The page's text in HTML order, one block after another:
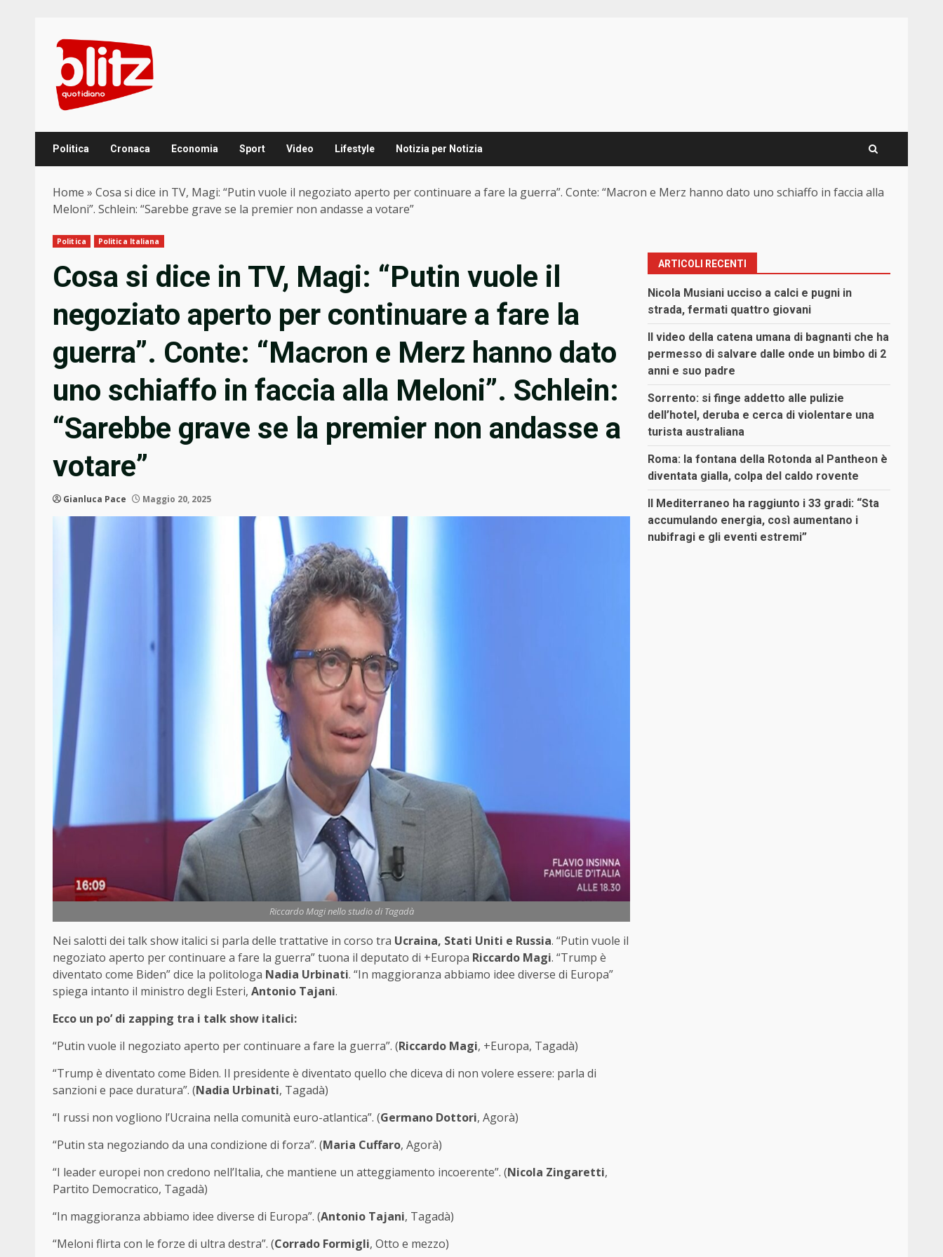
content
Politica Cronaca Economia Sport Video Lifestyle Notizia per Notizia
Home » Cosa si dice in TV, Magi: “Putin vuole il negoziato aperto per continuare a fare la guerra”. Conte: “Macron e Merz hanno dato uno schiaffo in faccia alla
Meloni”. Schlein: “Sarebbe grave se la premier non andasse a votare”
Politica Politica Italiana
Cosa si dice in TV, Magi: “Putin vuole il
negoziato aperto per continuare a fare la
guerra”. Conte: “Macron e Merz hanno dato
uno schiaffo in faccia alla Meloni”. Schlein:
“Sarebbe grave se la premier non andasse a
votare”
Gianluca Pace Maggio 20, 2025
Riccardo Magi nello studio di Tagadà
Nei salotti dei talk show italici si parla delle trattative in corso tra Ucraina, Stati Uniti e Russia. “Putin vuole il
negoziato aperto per continuare a fare la guerra” tuona il deputato di +Europa Riccardo Magi. “Trump è
diventato come Biden” dice la politologa Nadia Urbinati. “In maggioranza abbiamo idee diverse di Europa”
spiega intanto il ministro degli Esteri, Antonio Tajani.
Ecco un po’ di zapping tra i talk show italici:
“Putin vuole il negoziato aperto per continuare a fare la guerra”. (Riccardo Magi, +Europa, Tagadà)
“Trump è diventato come Biden. Il presidente è diventato quello che diceva di non volere essere: parla di
sanzioni e pace duratura”. (Nadia Urbinati, Tagadà)
“I russi non vogliono l’Ucraina nella comunità euro-atlantica”. (Germano Dottori, Agorà)
“Putin sta negoziando da una condizione di forza”. (Maria Cuffaro, Agorà)
“I leader europei non credono nell’Italia, che mantiene un atteggiamento incoerente”. (Nicola Zingaretti,
Partito Democratico, Tagadà)
“In maggioranza abbiamo idee diverse di Europa”. (Antonio Tajani, Tagadà)
“Meloni flirta con le forze di ultra destra”. (Corrado Formigli, Otto e mezzo)
ARTICOLI RECENTI
Nicola Musiani ucciso a calci e pugni in
strada, fermati quattro giovani
Il video della catena umana di bagnanti che ha
permesso di salvare dalle onde un bimbo di 2
anni e suo padre
Sorrento: si finge addetto alle pulizie
dell’hotel, deruba e cerca di violentare una
turista australiana
Roma: la fontana della Rotonda al Pantheon è
diventata gialla, colpa del caldo rovente
Il Mediterraneo ha raggiunto i 33 gradi: “Sta
accumulando energia, così aumentano i
nubifragi e gli eventi estremi”